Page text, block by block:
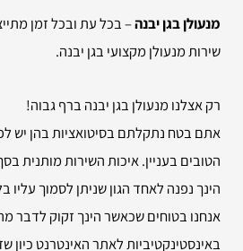
מנעולן בגן יבנה– בכל עת ובכל זמן
שירות מנעולן מקצועי בגן יבנה.
רק אצלנו מנעולן בגן יבנה ברף גבוה!
אתם בטח נתקלתם בסיטואציות בהן יש
הטובים בעניין. איכות השירות מותנית
הינך נפנה לאחד הגון שניתן לסמוך
אנחנו בטוחים שכאשר הינך זקוק לדבר
באינסטינקטיביות לאתר האינטרנט כיון